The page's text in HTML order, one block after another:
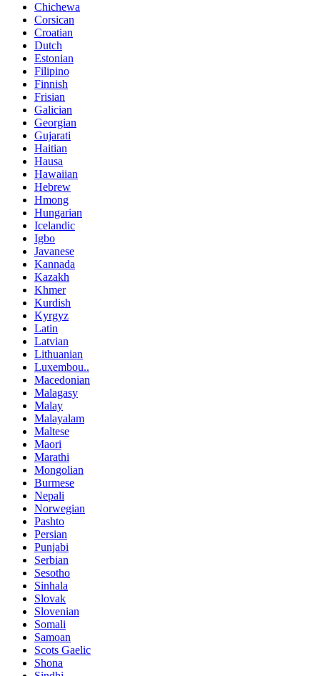
Chichewa
Corsican
Croatian
Dutch
Estonian
Filipino
Finnish
Frisian
Galician
Georgian
Gujarati
Haitian
Hausa
Hawaiian
Hebrew
Hmong
Hungarian
Icelandic
Igbo
Javanese
Kannada
Kazakh
Khmer
Kurdish
Kyrgyz
Latin
Latvian
Lithuanian
Luxembou..
Macedonian
Malagasy
Malay
Malayalam
Maltese
Maori
Marathi
Mongolian
Burmese
Nepali
Norwegian
Pashto
Persian
Punjabi
Serbian
Sesotho
Sinhala
Slovak
Slovenian
Somali
Samoan
Scots Gaelic
Shona